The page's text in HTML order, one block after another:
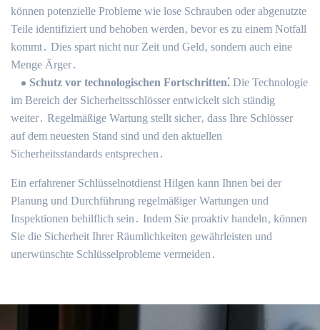
können potenzielle Probleme wie lose Schrauben oder abgenutzte
Teile identifiziert und behoben werden‚ bevor es zu einem Notfall
kommt․ Dies spart nicht nur Zeit und Geld‚ sondern auch eine
Menge Ärger․
Schutz vor technologischen Fortschritten⁚ Die Technologie
im Bereich der Sicherheitsschlösser entwickelt sich ständig
weiter․ Regelmäßige Wartung stellt sicher‚ dass Ihre Schlösser
auf dem neuesten Stand sind und den aktuellen
Sicherheitsstandards entsprechen․
Ein erfahrener Schlüsselnotdienst Hilgen kann Ihnen bei der
Planung und Durchführung regelmäßiger Wartungen und
Inspektionen behilflich sein․ Indem Sie proaktiv handeln‚ können
Sie die Sicherheit Ihrer Räumlichkeiten gewährleisten und
unerwünschte Schlüsselprobleme vermeiden․